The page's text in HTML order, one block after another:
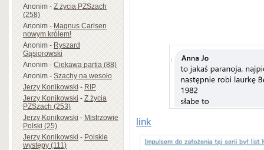
Anonim-Z życia PZSzach
(258)
Anonim-Magnus Carlsen
nowym królem!
Anonim-Ryszard
Gąsiorowski
Anonim-Ciekawa partia (88)
Anonim-Szachy na wesoło
Jerzy Konikowski-RIP
Jerzy Konikowski-Z życia
PZSzach (253)
Jerzy Konikowski-Mistrzowie
Polski (25)
Jerzy Konikowski-Polskie
występy (111)
link